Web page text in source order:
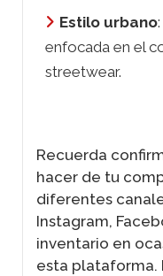
Estilo urbano
enfocada en el
streetwear.
Recuerda
hacer de tu
diferentes
Instagram,
inventario en
esta plataforma.